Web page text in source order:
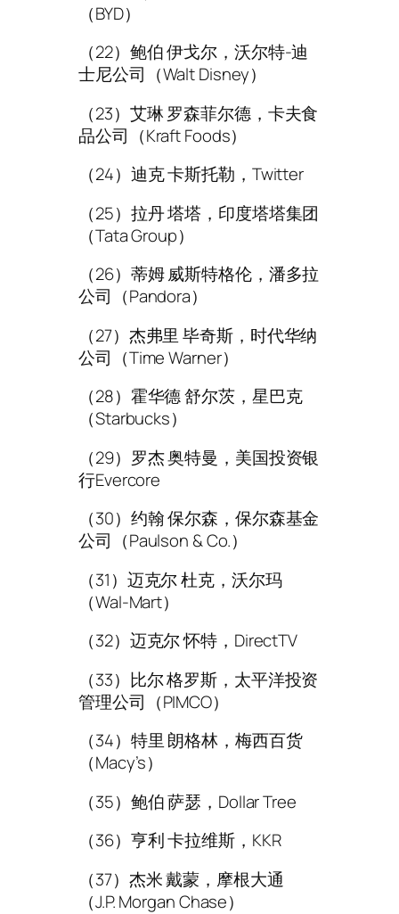
（BYD）
（22）鲍伯 伊戈尔，沃尔特-迪
士尼公司（Walt Disney）
（23）艾琳 罗森菲尔德，卡夫食
品公司（Kraft Foods）
（24）迪克 卡斯托勒，Twitter
（25）拉丹 塔塔，印度塔塔集团
（Tata Group）
（26）蒂姆 威斯特格伦，潘多拉
公司（Pandora）
（27）杰弗里 毕奇斯，时代华纳
公司（Time Warner）
（28）霍华德 舒尔茨，星巴克
（Starbucks）
（29）罗杰 奥特曼，美国投资银
行Evercore
（30）约翰 保尔森，保尔森基金
公司（Paulson & Co.）
（31）迈克尔 杜克，沃尔玛
（Wal-Mart）
（32）迈克尔 怀特，DirectTV
（33）比尔 格罗斯，太平洋投资
管理公司（PIMCO）
（34）特里 朗格林，梅西百货
（Macy’s）
（35）鲍伯 萨瑟，Dollar Tree
（36）亨利 卡拉维斯，KKR
（37）杰米 戴蒙，摩根大通
（J.P. Morgan Chase）